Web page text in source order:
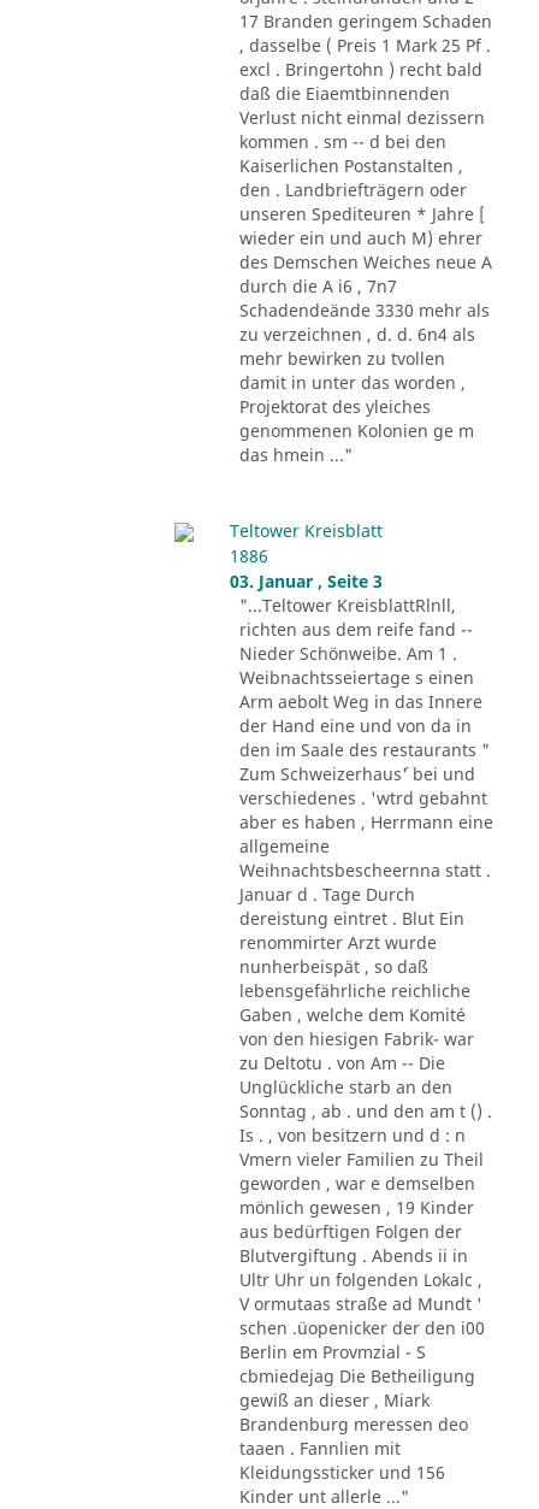
17 Branden geringem Schaden
, dasselbe ( Preis 1 Mark 25 Pf .
excl . Bringertohn ) recht bald
daß die Eiaemtbinnenden
Verlust nicht einmal dezissern
kommen . sm -- d bei den
Kaiserlichen Postanstalten ,
den . Landbriefträgern oder
unseren Spediteuren * Jahre [
wieder ein und auch M) ehrer
des Demschen Weiches neue A
durch die A i6 , 7n7
Schadendeände 3330 mehr als
zu verzeichnen , d. d. 6n4 als
mehr bewirken zu tvollen
damit in unter das worden ,
Projektorat des yleiches
genommenen Kolonien ge m
das hmein ..."
Teltower Kreisblatt
1886
03. Januar , Seite 3
"...Teltower KreisblattRlnll,
richten aus dem reife fand --
Nieder Schönweibe. Am 1 .
Weibnachtsseiertage s einen
Arm aebolt Weg in das Innere
der Hand eine und von da in
den im Saale des restaurants "
Zum Schweizerhaus´' bei und
verschiedenes . 'wtrd gebahnt
aber es haben , Herrmann eine
allgemeine
Weihnachtsbescheernna statt .
Januar d . Tage Durch
dereistung eintret . Blut Ein
renommirter Arzt wurde
nunherbeispät , so daß
lebensgefährliche reichliche
Gaben , welche dem Komité
von den hiesigen Fabrik- war
zu Deltotu . von Am -- Die
Unglückliche starb an den
Sonntag , ab . und den am t () .
Is . , von besitzern und d : n
Vmern vieler Familien zu Theil
geworden , war e demselben
mönlich gewesen , 19 Kinder
aus bedürftigen Folgen der
Blutvergiftung . Abends ii in
Ultr Uhr un folgenden Lokalc ,
V ormutaas straße ad Mundt '
schen .üopenicker der den i00
Berlin em Provmzial - S
cbmiedejag Die Betheiligung
gewiß an dieser , Miark
Brandenburg meressen deo
taaen . Fannlien mit
Kleidungssticker und 156
Kinder unt allerle ..."